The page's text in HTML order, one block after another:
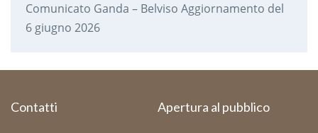
Comunicato Ganda – Belviso Aggiornamento del
6 giugno 2026
Contatti Apertura al pubblico